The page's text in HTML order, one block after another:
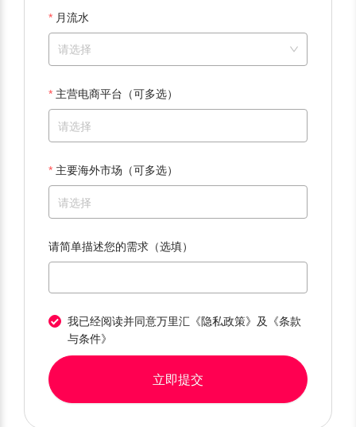
月流水
请选择
主营电商平台（可多选）
请选择
主要海外市场（可多选）
请选择
请简单描述您的需求（选填）
我已经阅读并同意万里汇 《隐私政策》 及 《条款
与条件》
立即提交